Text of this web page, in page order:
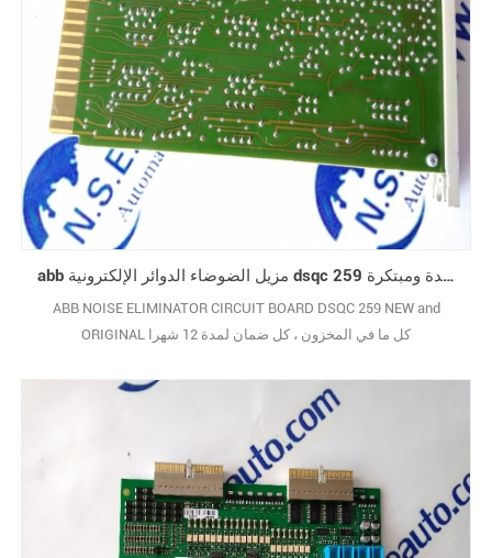
abb مزيل الضوضاء الدوائر الإلكترونية dsqc 259 جديدة ومبتكرة
ABB NOISE ELIMINATOR CIRCUIT BOARD DSQC 259 NEW and
ORIGINAL كل ما في المخزون ، كل ضمان لمدة 12 شهرا